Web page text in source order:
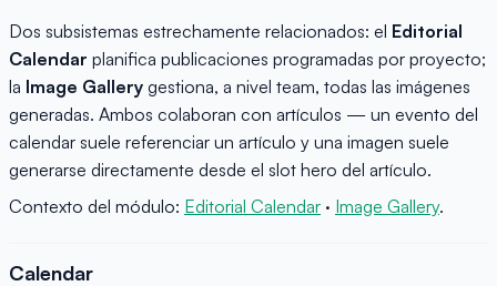
Dos subsistemas estrechamente relacionados: el Editorial
Calendar planifica publicaciones programadas por proyecto;
la Image Gallery gestiona, a nivel team, todas las imágenes
generadas. Ambos colaboran con artículos — un evento del
calendar suele referenciar un artículo y una imagen suele
generarse directamente desde el slot hero del artículo.
Contexto del módulo: Editorial Calendar · Image Gallery.
Calendar